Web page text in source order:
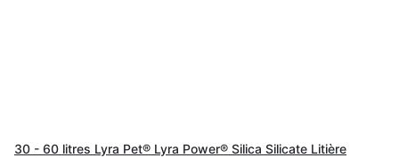
30 - 60 litres Lyra Pet® Lyra Power® Silica Silicate Litière